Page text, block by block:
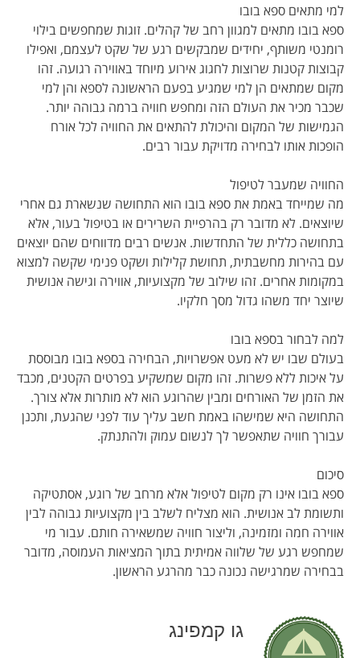
למי מתאים ספא בובו
ספא בובו מתאים למגוון רחב של קהלים. זוגות שמחפשים בילוי
רומנטי משותף, יחידים שמבקשים רגע של שקט לעצמם, ואפילו
קבוצות קטנות שרוצות לחגוג אירוע מיוחד באווירה רגועה. זהו
מקום שמתאים הן למי שמגיע בפעם הראשונה לספא והן למי
שכבר מכיר את העולם הזה ומחפש חוויה ברמה גבוהה יותר.
הגמישות של המקום והיכולת להתאים את החוויה לכל אורח
הופכות אותו לבחירה מדויקת עבור רבים.
החוויה שמעבר לטיפול
מה שמייחד באמת את ספא בובו הוא התחושה שנשארת גם אחרי
שיוצאים. לא מדובר רק בהרפיית השרירים או בטיפול בעור, אלא
בתחושה כללית של התחדשות. אנשים רבים מדווחים שהם יוצאים
עם בהירות מחשבתית, תחושת קלילות ושקט פנימי שקשה למצוא
במקומות אחרים. זהו שילוב של מקצועיות, אווירה וגישה אנושית
שיוצר יחד משהו גדול מסך חלקיו.
למה לבחור בספא בובו
בעולם שבו יש לא מעט אפשרויות, הבחירה בספא בובו מבוססת
על איכות ללא פשרות. זהו מקום שמשקיע בפרטים הקטנים, מכבד
את הזמן של האורחים ומבין שהרוגע הוא לא מותרות אלא צורך.
התחושה היא שמישהו באמת חשב עליך עוד לפני שהגעת, ותכנן
עבורך חוויה שתאפשר לך לנשום עמוק ולהתנתק.
סיכום
ספא בובו אינו רק מקום לטיפול אלא מרחב של רוגע, אסתטיקה
ותשומת לב אנושית. הוא מצליח לשלב בין מקצועיות גבוהה לבין
אווירה חמה ומזמינה, וליצור חוויה שמשאירה חותם. עבור מי
שמחפש רגע של שלווה אמיתית בתוך המציאות העמוסה, מדובר
בבחירה שמרגישה נכונה כבר מהרגע הראשון.
גו קמפינג